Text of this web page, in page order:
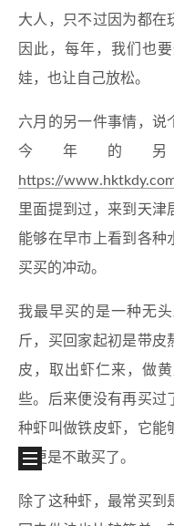
大人，只不过因为都在
因此，每年，我们也
娃，也让自己放松。
六月的另一件事情，说
今年的
https://
里面提到过，来到天津
能够在早市上看到各种
买买的冲动。
我最早买的是一种无
斤，买回家起初是带皮
皮，取出虾仁来，做
些。后来便没有再买过
种虾叫做铁皮虾，它能
后更是不敢买了。
除了这种虾，最常买到